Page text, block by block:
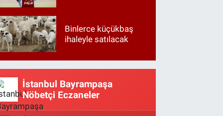
Binlerce küçükbaş
ihaleyle satılacak
İstanbul Bayrampaşa
Nöbetçi Eczaneler